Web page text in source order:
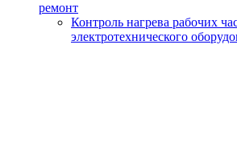
ремонт
Контроль нагрева рабочих
электротехнического